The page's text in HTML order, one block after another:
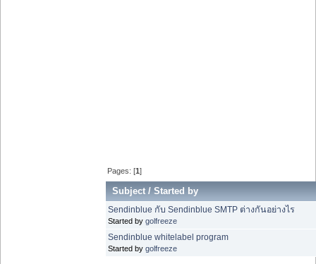
Pages: [1]
Subject/Started by
Sendinblue กับ Sendinblue SMTP ต่างกันอย่างไร
Started by golfreeze
Sendinblue whitelabel program
Started by golfreeze